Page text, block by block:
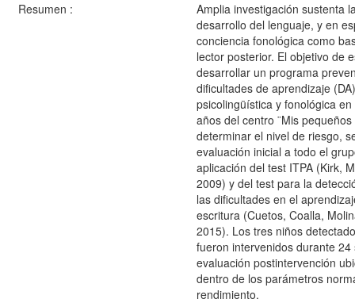
Resumen :
Amplia investigación sustenta
desarrollo del lenguaje, y en
conciencia fonológica como
lector posterior. El objetivo de
desarrollar un programa
dificultades de aprendizaje
psicolingüística y fonológica
años del centro ¨Mis
determinar el nivel de riesgo,
evaluación inicial a todo el
aplicación del test ITPA (Kirk,
2009) y del test para la
las dificultades en el
escritura (Cuetos, Coalla,
2015). Los tres niños
fueron intervenidos durante 24
evaluación postintervención
dentro de los parámetros
rendimiento.